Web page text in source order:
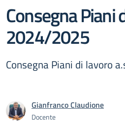
Consegna Piani
2024/2025
Consegna Piani di lavoro
Gianfranco Claudione
Docente